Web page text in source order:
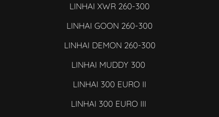
LINHAI XWR 260-300
LINHAI GOON 260-300
LINHAI DEMON 260-300
LINHAI MUDDY 300
LINHAI 300 EURO II
LINHAI 300 EURO III